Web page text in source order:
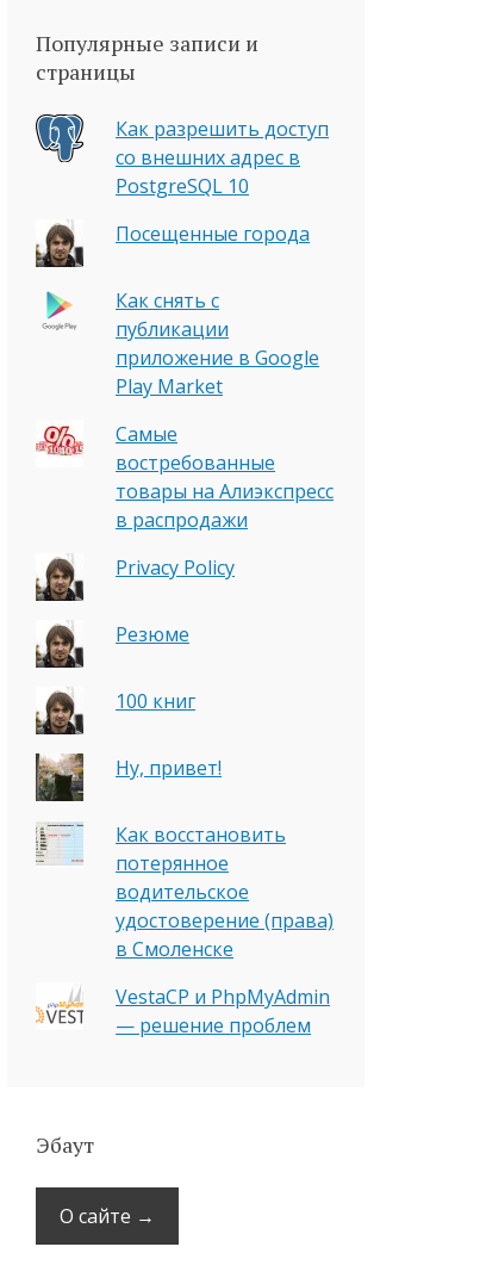
Популярные записи и
страницы
Как разрешить доступ
со внешних адрес в
PostgreSQL 10
Посещенные города
Как снять с
публикации
приложение в Google
Play Market
Самые
востребованные
товары на Алиэкспресс
в распродажи
Privacy Policy
Резюме
100 книг
Ну, привет!
Как восстановить
потерянное
водительское
удостоверение (права)
в Смоленске
VestaCP и PhpMyAdmin
— решение проблем
Эбаут
О сайте →